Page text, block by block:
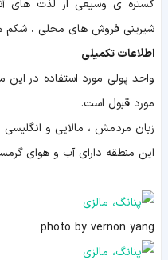
گستره ی وسیعی از لذت های
شیرینی فروش های محلی ، شکم
اطلاعات تکمیلی
واحد پولی مورد استفاده در این
مورد قبول است.
زبان مردمش ، مالایی و
این منطقه دارای آب و هوای
photo by vernon yang